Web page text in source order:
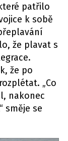
patřilo
k sobě
že plavat s
že po
„Co
nakonec
směje se